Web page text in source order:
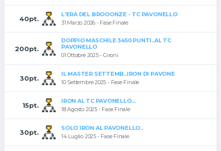
40pt.
L'ERA DEL BROOONZE - TC PAVONELLO
31 Marzo 2026 - Fase Finale
200pt.
DOPPIO MASCHILE 3450 PUNTI..AL TC
PAVONELLO
01 Ottobre 2025 - Gironi
30pt.
IL MASTER SETTEMB..IRON DI PAVONE
10 Settembre 2025 - Fase Finale
15pt.
IRON AL TC PAVONELLO...
18 Agosto 2025 - Fase Finale
30pt.
SOLO IRON AL PAVONELLO..
14 Luglio 2025 - Fase Finale